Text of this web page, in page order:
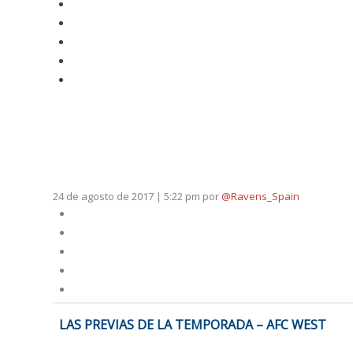
24 de agosto de 2017 | 5:22 pm por @Ravens_Spain
NAVEGACIÓN
DE
LAS PREVIAS DE LA TEMPORADA – AFC WEST